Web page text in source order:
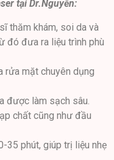
tại Dr.Nguyễn:
thăm khám, soi da và
đó đưa ra liệu trình phù
rửa mặt chuyên dụng
được làm sạch sâu.
chất cũng như đầu
35 phút, giúp trị liệu nhẹ